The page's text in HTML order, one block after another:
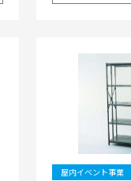
屋内イベント事業